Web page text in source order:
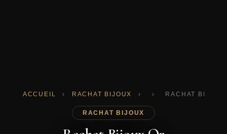
ACCUEIL › RACHAT BIJOUX › › RACHAT BIJOUX
RACHAT BIJOUX